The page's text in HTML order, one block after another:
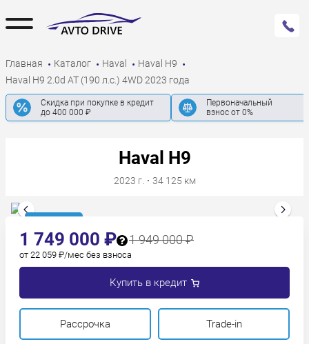
Главная Каталог Haval
Haval H9
Haval H9 2.0d AT (190 л.с.) 4WD 2023 года
Скидка при покупке в кредит
до 400 000 ₽
Первоначальный
взнос от 0%
1 749 000 ₽ 1 949 000 ₽
от 22 059 ₽/мес без взноса
Купить в кредит
Рассрочка Trade-in
Haval H9
2023 г. · 34 125 км